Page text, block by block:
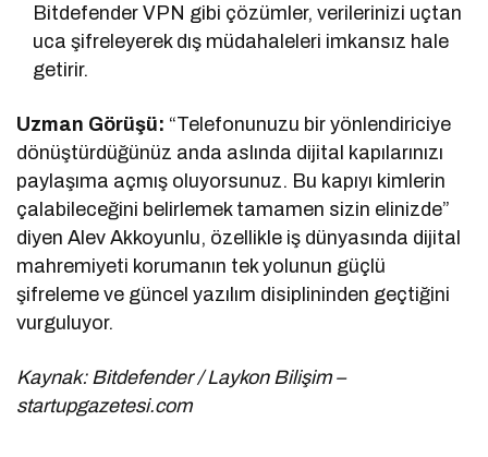
Bitdefender VPN gibi çözümler, verilerinizi uçtan
uca şifreleyerek dış müdahaleleri imkansız hale
getirir.
Uzman Görüşü: “Telefonunuzu bir yönlendiriciye
dönüştürdüğünüz anda aslında dijital kapılarınızı
paylaşıma açmış oluyorsunuz. Bu kapıyı kimlerin
çalabileceğini belirlemek tamamen sizin elinizde”
diyen Alev Akkoyunlu, özellikle iş dünyasında dijital
mahremiyeti korumanın tek yolunun güçlü
şifreleme ve güncel yazılım disiplininden geçtiğini
vurguluyor.
Kaynak: Bitdefender / Laykon Bilişim –
startupgazetesi.com